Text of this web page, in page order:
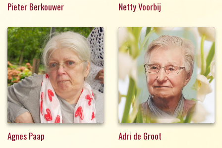
Pieter Berkouwer Netty Voorbij
Agnes Paap Adri de Groot